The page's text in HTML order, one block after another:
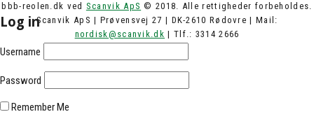
bbb-reolen.dk ved Scanvik ApS © 2018. Alle rettigheder forbeholdes.
Scanvik ApS | Prøvensvej 27 | DK-2610 Rødovre | Mail:
nordisk@scanvik.dk | Tlf.: 3314 2666
Log in
Username
Password
Remember Me